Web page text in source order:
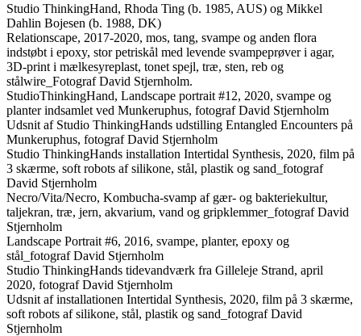
Studio ThinkingHand, Rhoda Ting (b. 1985, AUS) og Mikkel
Dahlin Bojesen (b. 1988, DK)
Relationscape, 2017-2020, mos, tang, svampe og anden flora
indstøbt i epoxy, stor petriskål med levende svampeprøver i agar,
3D-print i mælkesyreplast, tonet spejl, træ, sten, reb og
stålwire_Fotograf David Stjernholm.
StudioThinkingHand, Landscape portrait #12, 2020, svampe og
planter indsamlet ved Munkeruphus, fotograf David Stjernholm
Udsnit af Studio ThinkingHands udstilling Entangled Encounters på
Munkeruphus, fotograf David Stjernholm
Studio ThinkingHands installation Intertidal Synthesis, 2020, film på
3 skærme, soft robots af silikone, stål, plastik og sand_fotograf
David Stjernholm
Necro/Vita/Necro, Kombucha-svamp af gær- og bakteriekultur,
taljekran, træ, jern, akvarium, vand og gripklemmer_fotograf David
Stjernholm
Landscape Portrait #6, 2016, svampe, planter, epoxy og
stål_fotograf David Stjernholm
Studio ThinkingHands tidevandværk fra Gilleleje Strand, april
2020, fotograf David Stjernholm
Udsnit af installationen Intertidal Synthesis, 2020, film på 3 skærme,
soft robots af silikone, stål, plastik og sand_fotograf David
Stjernholm